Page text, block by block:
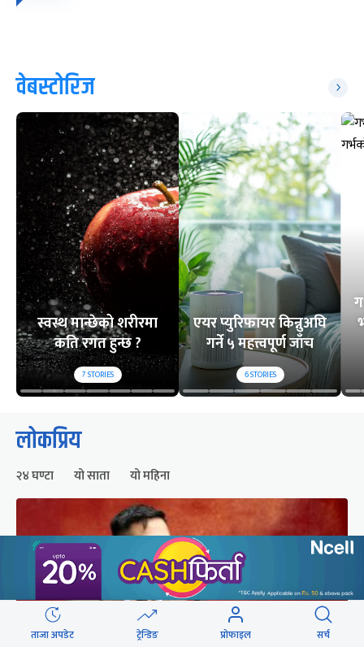
वेबस्टोरिज
स्वस्थ मान्छेको शरीरमा
कति रगत हुन्छ ?
7STORIES
एयर प्युरिफायर किन्नुअघि
गर्ने ५ महत्त्वपूर्ण जाँच
6STORIES
लोकप्रिय
२४ घण्टा यो साता यो महिना
ताजा अपडेट ट्रेन्डिङ प्रोफाइल सर्च